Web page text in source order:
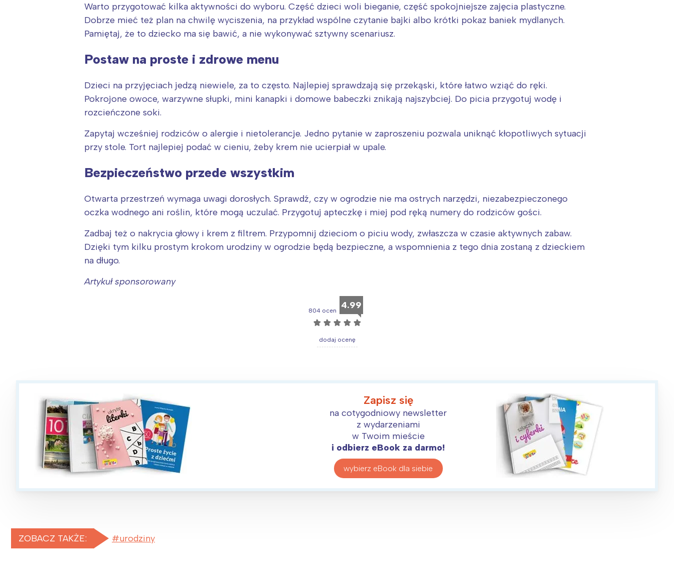
Warto przygotować kilka aktywności do wyboru. Część dzieci woli bieganie, część spokojniejsze zajęcia plastyczne.
Dobrze mieć też plan na chwilę wyciszenia, na przykład wspólne czytanie bajki albo krótki pokaz baniek mydlanych.
Pamiętaj, że to dziecko ma się bawić, a nie wykonywać sztywny scenariusz.
Postaw na proste i zdrowe menu
Dzieci na przyjęciach jedzą niewiele, za to często. Najlepiej sprawdzają się przekąski, które łatwo wziąć do ręki.
Pokrojone owoce, warzywne słupki, mini kanapki i domowe babeczki znikają najszybciej. Do picia przygotuj wodę i
rozcieńczone soki.
Zapytaj wcześniej rodziców o alergie i nietolerancje. Jedno pytanie w zaproszeniu pozwala uniknąć kłopotliwych sytuacji
przy stole. Tort najlepiej podać w cieniu, żeby krem nie ucierpiał w upale.
Bezpieczeństwo przede wszystkim
Otwarta przestrzeń wymaga uwagi dorosłych. Sprawdź, czy w ogrodzie nie ma ostrych narzędzi, niezabezpieczonego
oczka wodnego ani roślin, które mogą uczulać. Przygotuj apteczkę i miej pod ręką numery do rodziców gości.
Zadbaj też o nakrycia głowy i krem z filtrem. Przypomnij dzieciom o piciu wody, zwłaszcza w czasie aktywnych zabaw.
Dzięki tym kilku prostym krokom urodziny w ogrodzie będą bezpieczne, a wspomnienia z tego dnia zostaną z dzieckiem
na długo.
Artykuł sponsorowany
804 ocen 4.99
☆ ☆ ☆ ☆ ☆
dodaj ocenę
Zapisz się
na cotygodniowy newsletter
z wydarzeniami
w Twoim mieście
i odbierz eBook za darmo!
wybierz eBook dla siebie
ZOBACZ TAKŻE: urodziny